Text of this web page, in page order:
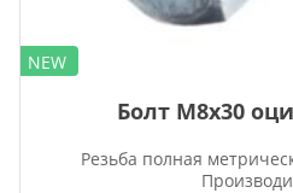
NEW
Болт М8х30
Резьба полная